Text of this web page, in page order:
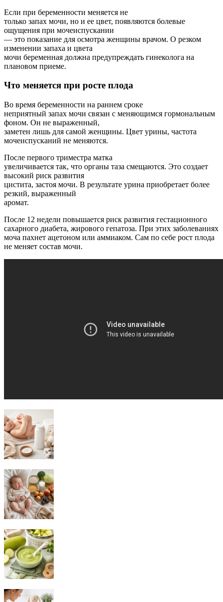
Если при беременности меняется не
только запах мочи, но и ее цвет, появляются болевые
ощущения при мочеиспускании
— это показание для осмотра женщины врачом. О резком
изменении запаха и цвета
мочи беременная должна предупреждать гинеколога на
плановом приеме.
Что меняется при росте плода
Во время беременности на раннем сроке
неприятный запах мочи связан с меняющимся гормональным
фоном. Он не выраженный,
заметен лишь для самой женщины. Цвет урины, частота
мочеиспусканий не меняются.
После первого триместра матка
увеличивается так, что органы таза смещаются. Это создает
высокий риск развития
цистита, застоя мочи. В результате урина приобретает более
резкий, выраженный
аромат.
После 12 недели повышается риск развития гестационного
сахарного диабета, жирового гепатоза. При этих заболеваниях
моча пахнет ацетоном или аммиаком. Сам по себе рост плода
не меняет состав мочи.